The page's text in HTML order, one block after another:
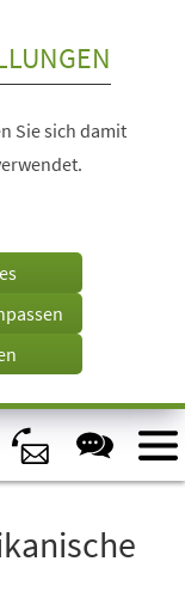
Sie sich damit